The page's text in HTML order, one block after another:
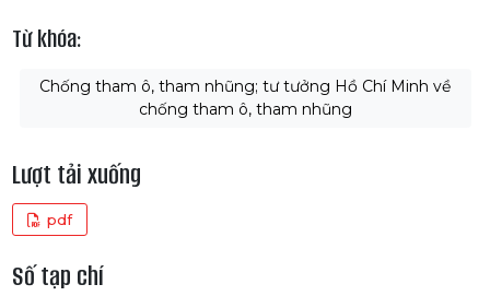
Từ khóa:
Chống tham ô, tham nhũng; tư tưởng Hồ Chí Minh về
chống tham ô, tham nhũng
Lượt tải xuống
pdf
Số tạp chí